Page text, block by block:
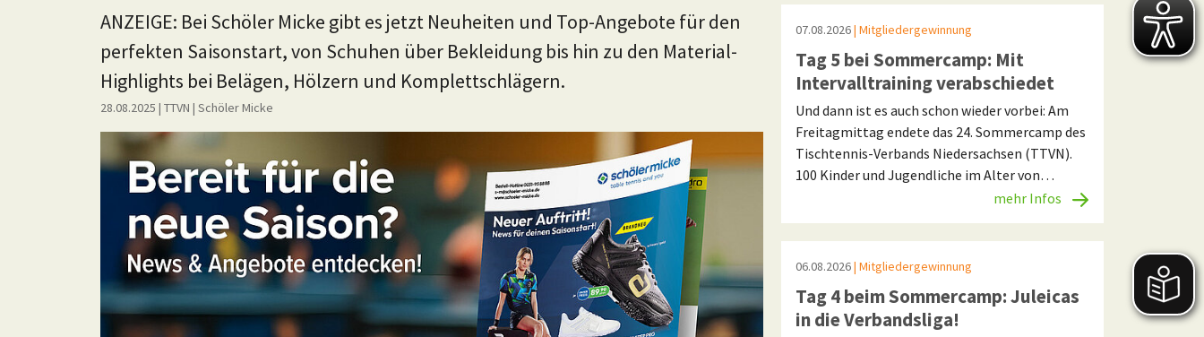
ANZEIGE: Bei Schöler Micke gibt es jetzt Neuheiten und Top-Angebote für den
perfekten Saisonstart, von Schuhen über Bekleidung bis hin zu den Material-
Highlights bei Belägen, Hölzern und Komplettschlägern.
28.08.2025 | TTVN | Schöler Micke
07.08.2026| Mitgliedergewinnung
Tag 5 bei Sommercamp: Mit
Intervalltraining verabschiedet
Und dann ist es auch schon wieder vorbei: Am
Freitagmittag endete das 24. Sommercamp des
Tischtennis-Verbands Niedersachsen (TTVN).
100 Kinder und Jugendliche im Alter von…
mehr Infos
06.08.2026| Mitgliedergewinnung
Tag 4 beim Sommercamp: Juleicas
in die Verbandsliga!